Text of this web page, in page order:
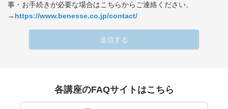
事・お手続きが必要な場合はこちらからご連絡ください。
→ https://www.benesse.co.jp/contact/
送信する
各講座のFAQサイトはこちら